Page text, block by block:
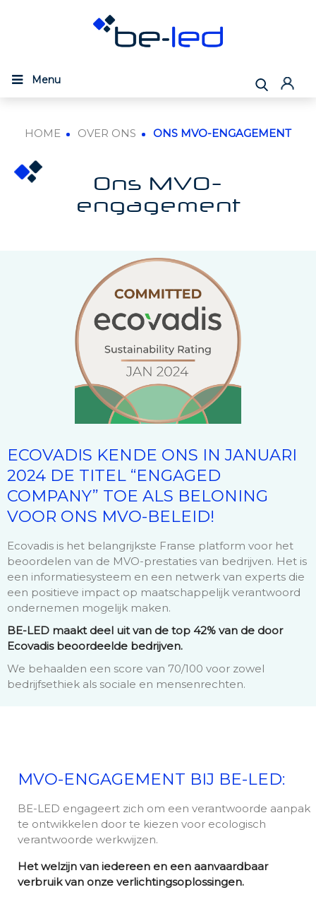
Menu
HOME OVER ONS ONS MVO-ENGAGEMENT
Ons MVO-
engagement
ECOVADIS KENDE ONS IN JANUARI
2024 DE TITEL “ENGAGED
COMPANY” TOE ALS BELONING
VOOR ONS MVO-BELEID!
Ecovadis is het belangrijkste Franse platform voor het
beoordelen van de MVO-prestaties van bedrijven. Het is
een informatiesysteem en een netwerk van experts die
een positieve impact op maatschappelijk verantwoord
ondernemen mogelijk maken.
BE-LED maakt deel uit van de top 42% van de door
Ecovadis beoordeelde bedrijven.
We behaalden een score van 70/100 voor zowel
bedrijfsethiek als sociale en mensenrechten.
MVO-ENGAGEMENT BIJ BE-LED:
BE-LED engageert zich om een ​​verantwoorde aanpak
te ontwikkelen door te kiezen voor ecologisch
verantwoorde werkwijzen.
Het welzijn van iedereen en een aanvaardbaar
verbruik van onze verlichtingsoplossingen.